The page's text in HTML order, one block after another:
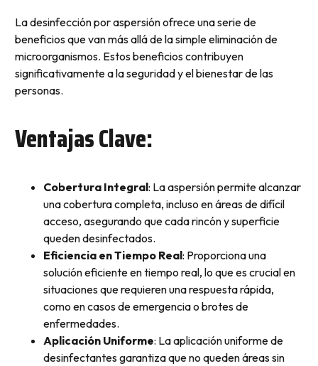
La desinfección por aspersión ofrece una serie de
beneficios que van más allá de la simple eliminación de
microorganismos. Estos beneficios contribuyen
significativamente a la seguridad y el bienestar de las
personas.
Ventajas Clave:
Cobertura Integral: La aspersión permite alcanzar
una cobertura completa, incluso en áreas de difícil
acceso, asegurando que cada rincón y superficie
queden desinfectados.
Eficiencia en Tiempo Real: Proporciona una
solución eficiente en tiempo real, lo que es crucial en
situaciones que requieren una respuesta rápida,
como en casos de emergencia o brotes de
enfermedades.
Aplicación Uniforme: La aplicación uniforme de
desinfectantes garantiza que no queden áreas sin